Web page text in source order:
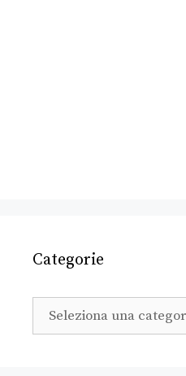
Categorie